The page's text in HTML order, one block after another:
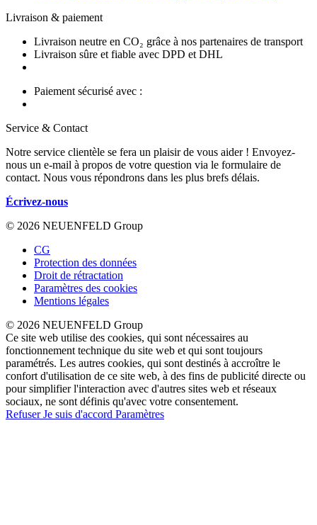
Livraison & paiement
Livraison neutre en CO₂ grâce à nos partenaires de transport
Livraison sûre et fiable avec DPD et DHL
Paiement sécurisé avec :
Service & Contact
Notre service clientèle se fera un plaisir de vous aider ! Envoyez-
nous un e-mail à propos de votre question via le formulaire de
contact. Nous vous répondrons dans les plus brefs délais.
Écrivez-nous
© 2026 NEUENFELD Group
CG
Protection des données
Droit de rétractation
Paramètres des cookies
Mentions légales
© 2026 NEUENFELD Group
Ce site web utilise des cookies, qui sont nécessaires au
fonctionnement technique du site web et qui sont toujours
paramétrés. Les autres cookies, qui sont destinés à accroître le
confort d'utilisation de ce site web, à des fins de publicité directe ou
pour simplifier l'interaction avec d'autres sites web et réseaux
sociaux, ne sont définis qu'avec votre consentement.
RefuserJe suis d'accord Paramètres